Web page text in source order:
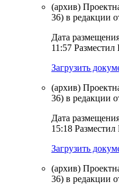
(архив)
36) в редакции
Дата
11:57
Загрузить
(архив)
36) в редакции
Дата
15:18
Загрузить
(архив)
36) в редакции